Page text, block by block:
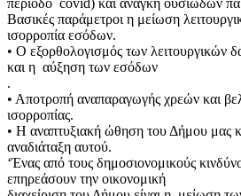
Βασικές παράμετροι η μείωση
ισορροπία εσόδων.
• Ο εξορθολογισμός των λειτουργικών
και η αύξηση των εσόδων
.
• Αποτροπή αναπαραγωγής χρεών και
ισορροπίας.
• Η αναπτυξιακή ώθηση του Δήμου μας
αναδιάταξη αυτού.
‘Ένας από τους δημοσιονομικούς
επηρεάσουν την οικονομική